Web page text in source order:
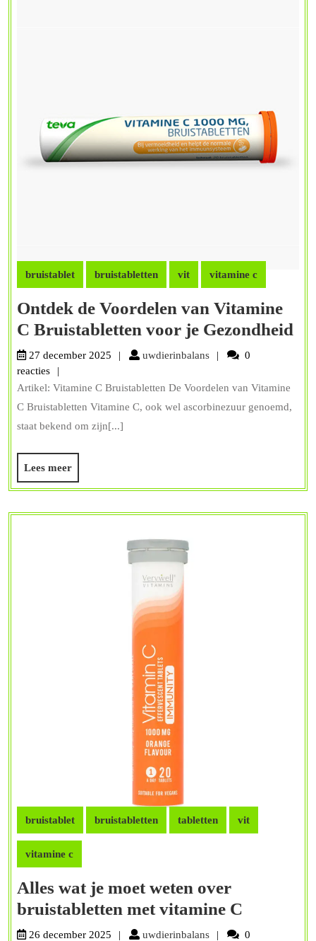
bruistablet bruistabletten vit vitamine c
Ontdek de Voordelen van Vitamine
C Bruistabletten voor je Gezondheid
27 december 2025 uwdierinbalansuwdierinbalans
0
reacties
Artikel: Vitamine C Bruistabletten De Voordelen van Vitamine
C Bruistabletten Vitamine C, ook wel ascorbinezuur genoemd,
staat bekend om zijn[...]
Lees meerLees
meer
bruistablet bruistabletten tabletten vit
vitamine c
Alles wat je moet weten over
bruistabletten met vitamine C
wat
26 december 2025 uwdierinbalansuwdierinbalans
0